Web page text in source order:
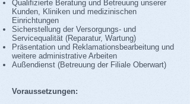
Qualifizierte Beratung und Betreuung unserer
Kunden, Kliniken und medizinischen
Einrichtungen
Sicherstellung der Versorgungs- und
Servicequalität (Reparatur, Wartung)
Präsentation und Reklamationsbearbeitung und
weitere administrative Arbeiten
Außendienst (Betreuung der Filiale Oberwart)
Voraussetzungen: